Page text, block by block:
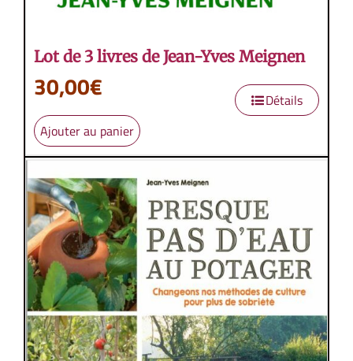
Lot de 3 livres de Jean-Yves Meignen
30,00€
Ajouter au panier
Détails